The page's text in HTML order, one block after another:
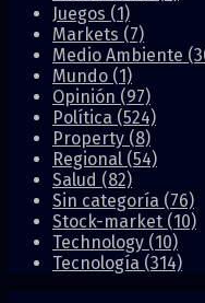
Juegos (1)
Markets (7)
Medio Ambiente
Mundo (1)
Opinión (97)
Política (524)
Property (8)
Regional (54)
Salud (82)
Sin categoría (76)
Stock-market (10)
Technology (10)
Tecnología (314)